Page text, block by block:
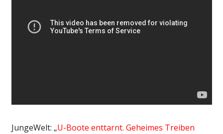
JungeWelt: „U-Boote enttarnt. Geheimes Treiben